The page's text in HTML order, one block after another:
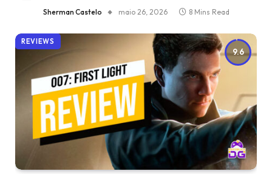
Sherman Castelo maio 26, 2026 8 Mins Read
9.6
REVIEWS